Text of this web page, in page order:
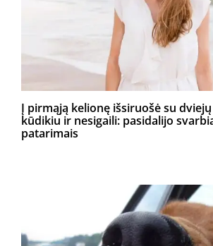
Į pirmąją kelionę išsiruošė su
kūdikiu ir nesigaili: pasidalijo
patarimais